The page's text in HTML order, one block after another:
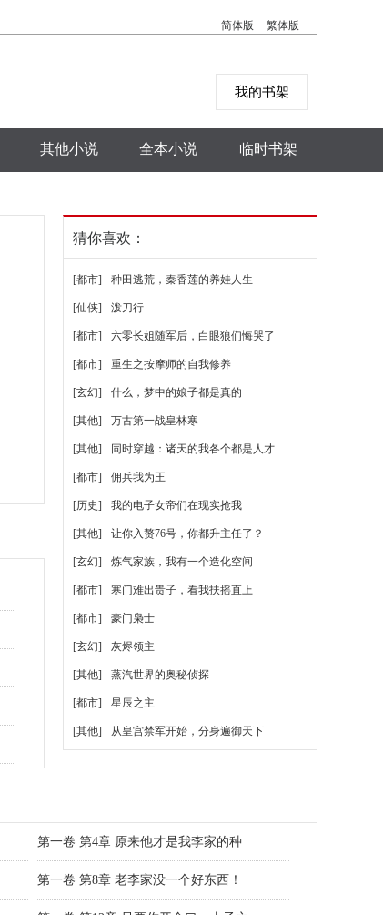
简体版 繁体版
我的书架
其他小说 全本小说 临时书架
猜你喜欢：
[都市] 种田逃荒，秦香莲的养娃人生
[仙侠] 泼刀行
[都市] 六零长姐随军后，白眼狼们悔哭了
[都市] 重生之按摩师的自我修养
[玄幻] 什么，梦中的娘子都是真的
[其他] 万古第一战皇林寒
[其他] 同时穿越：诸天的我各个都是人才
[都市] 佣兵我为王
[历史] 我的电子女帝们在现实抢我
[其他] 让你入赘76号，你都升主任了？
[玄幻] 炼气家族，我有一个造化空间
[都市] 寒门难出贵子，看我扶摇直上
[都市] 豪门枭士
[玄幻] 灰烬领主
[其他] 蒸汽世界的奥秘侦探
[都市] 星辰之主
[其他] 从皇宫禁军开始，分身遍御天下
第一卷 第4章 原来他才是我李家的种
第一卷 第8章 老李家没一个好东西！